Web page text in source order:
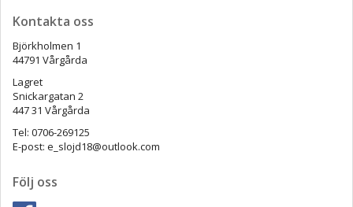
Kontakta oss
Björkholmen 1
44791 Vårgårda
Lagret
Snickargatan 2
447 31 Vårgårda
Tel: 0706-269125
E-post: e_slojd18@outlook.com
Följ oss